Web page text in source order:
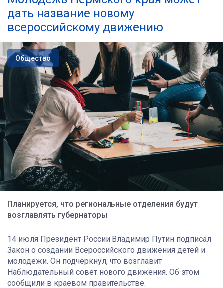
дать название новому
всероссийскому движению
Общество
Планируется, что региональные отделения будут
возглавлять губернаторы
14 июля Президент России Владимир Путин подписал
Закон о создании Всероссийского движения детей и
молодежи. Он подчеркнул, что возглавит
Наблюдательный совет нового движения. Об этом
сообщили в краевом правительстве.